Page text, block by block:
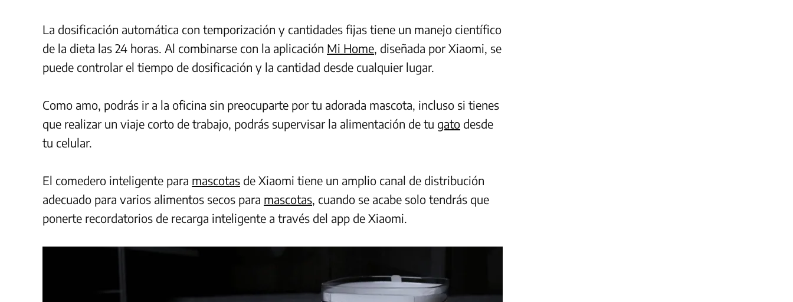
La dosificación automática con temporización y cantidades fijas tiene un manejo científico
de la dieta las 24 horas. Al combinarse con la aplicación Mi Home, diseñada por Xiaomi, se
puede controlar el tiempo de dosificación y la cantidad desde cualquier lugar.
Como amo, podrás ir a la oficina sin preocuparte por tu adorada mascota, incluso si tienes
que realizar un viaje corto de trabajo, podrás supervisar la alimentación de tu gato desde
tu celular.
El comedero inteligente para mascotas de Xiaomi tiene un amplio canal de distribución
adecuado para varios alimentos secos para mascotas, cuando se acabe solo tendrás que
ponerte recordatorios de recarga inteligente a través del app de Xiaomi.